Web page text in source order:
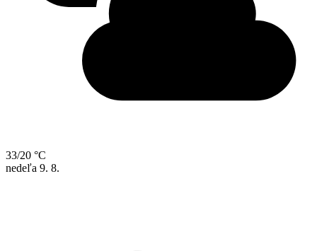
33/20 °C
nedeľa 9. 8.